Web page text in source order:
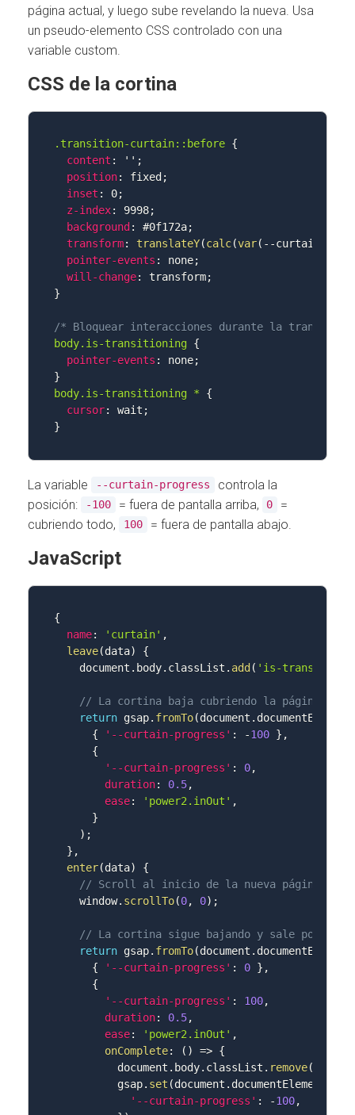
página actual, y luego sube revelando la nueva. Usa
un pseudo-elemento CSS controlado con una
variable custom.
CSS de la cortina
.transition-curtain::before {
content : '' ;
position: fixed ;
inset : 0;
z-index: 9998;
background : #0f172a;
transform: translateY(calc(var( --curtain-
pointer-events : none;
will-change: transform;
}
/* Bloquear interacciones durante la
body.is-transitioning
{
pointer-events : none;
}
body.is-transitioning *
{
cursor: wait ;
}
La variable --curtain-progress
controla la
posición:
-100 = fuera de pantalla arriba, 0
=
cubriendo todo,
100 = fuera de pantalla abajo.
JavaScript
{
name: 'curtain' ,
leave(data)
{
    document
. body. classList . add ( 'is-
// La cortina baja cubriendo la página
return gsap. fromTo(document . documentElement
{
'--curtain-progress' : -100 } ,
{
'--curtain-progress' : 0,
duration: 0.5,
ease: 'power2.inOut' ,
}
) ;
} ,
enter(data)
{
// Scroll al inicio de la nueva página
    window
. scrollTo(0, 0) ;
// La cortina sigue bajando y sale por
return gsap. fromTo(document . documentElement
{
'--curtain-progress' : 0 } ,
{
'--curtain-progress' : 100,
duration: 0.5,
ease: 'power2.inOut' ,
onComplete: ( ) => {
          document
. body. classList . remove(
          gsap
. set (document . documentElement
'--curtain-progress' : -100,